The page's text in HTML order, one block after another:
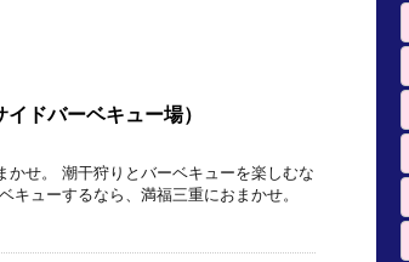
ドバーベキュー場）
せ。 潮干狩りとバーベキューを楽しむな
キューするなら、満福三重におまかせ。